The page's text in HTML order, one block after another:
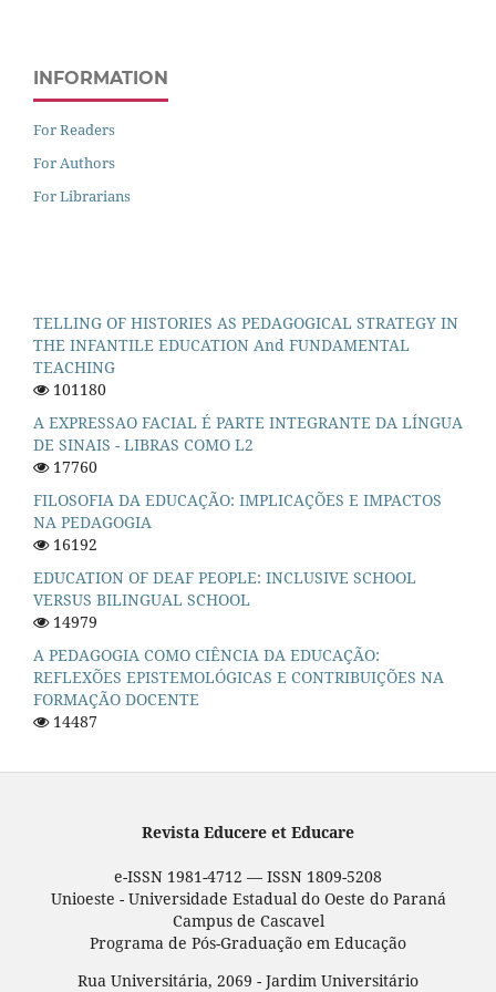
INFORMATION
For Readers
For Authors
For Librarians
TELLING OF HISTORIES AS PEDAGOGICAL STRATEGY IN
THE INFANTILE EDUCATION And FUNDAMENTAL
TEACHING
101180
A EXPRESSAO FACIAL É PARTE INTEGRANTE DA LÍNGUA
DE SINAIS - LIBRAS COMO L2
17760
FILOSOFIA DA EDUCAÇÃO: IMPLICAÇÕES E IMPACTOS
NA PEDAGOGIA
16192
EDUCATION OF DEAF PEOPLE: INCLUSIVE SCHOOL
VERSUS BILINGUAL SCHOOL
14979
A PEDAGOGIA COMO CIÊNCIA DA EDUCAÇÃO:
REFLEXÕES EPISTEMOLÓGICAS E CONTRIBUIÇÕES NA
FORMAÇÃO DOCENTE
14487
Revista Educere et Educare
e-ISSN 1981-4712 — ISSN 1809-5208
Unioeste - Universidade Estadual do Oeste do Paraná
Campus de Cascavel
Programa de Pós-Graduação em Educação
Rua Universitária, 2069 - Jardim Universitário